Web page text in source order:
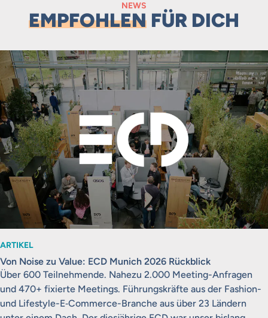
NEWS
EMPFOHLEN FÜR DICH
ARTIKEL
Von Noise zu Value: ECD Munich 2026 Rückblick
Über 600 Teilnehmende. Nahezu 2.000 Meeting-Anfragen
und 470+ fixierte Meetings. Führungskräfte aus der Fashion-
und Lifestyle-E‑Commerce-Branche aus über 23 Ländern